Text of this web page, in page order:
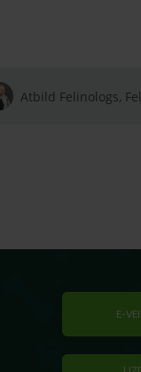
Atbild Felinologs,
E-